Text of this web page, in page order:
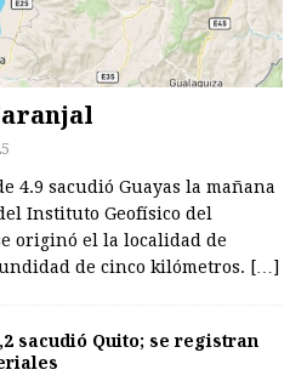
4.9 sacudió Guayas la mañana
Instituto Geofísico del
originó el la localidad de
de cinco kilómetros. […]
sacudió Quito; se registran